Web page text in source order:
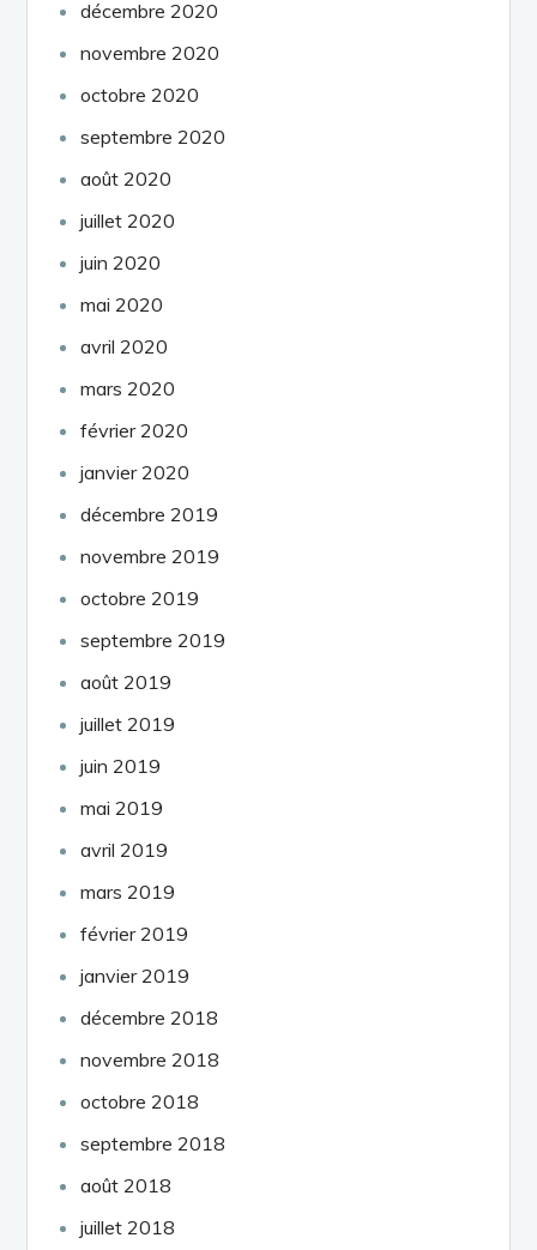
décembre 2020
novembre 2020
octobre 2020
septembre 2020
août 2020
juillet 2020
juin 2020
mai 2020
avril 2020
mars 2020
février 2020
janvier 2020
décembre 2019
novembre 2019
octobre 2019
septembre 2019
août 2019
juillet 2019
juin 2019
mai 2019
avril 2019
mars 2019
février 2019
janvier 2019
décembre 2018
novembre 2018
octobre 2018
septembre 2018
août 2018
juillet 2018